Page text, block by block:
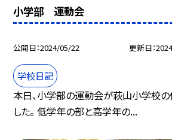
小学部 運動会
公開日 2024/05/22 更新日
学校日記
本日、小学部の運動会が萩山小学校
した。 低学年の部と高学年の...